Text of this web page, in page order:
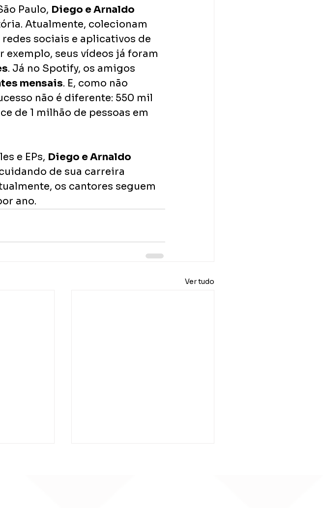
Paulo, Diego e Arnaldo
Atualmente, colecionam
sociais e aplicativos de
exemplo, seus vídeos já foram
. Já no Spotify, os amigos
mensais. E, como não
não é diferente: 550 mil
de 1 milhão de pessoas em
e EPs, Diego e Arnaldo
de sua carreira
os cantores seguem
ano.
Ver tudo